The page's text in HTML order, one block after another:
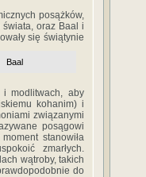
posążków,
świata, oraz Baal i
się świątynie
Baal
i modlitwach, aby
kohanim) i
związanymi
posągowi
stanowiła
zmarłych.
wątroby, takich
do